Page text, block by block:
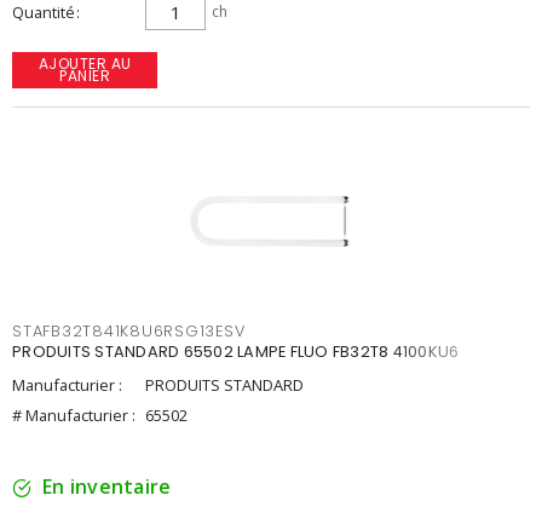
Quantité ch
AJOUTER AU
PANIER
STAFB32T841K8U6RSG13ESV
PRODUITS STANDARD 65502 LAMPE FLUO FB32T8 4100KU6
Manufacturier :
PRODUITS STANDARD
# Manufacturier : 65502
En inventaire